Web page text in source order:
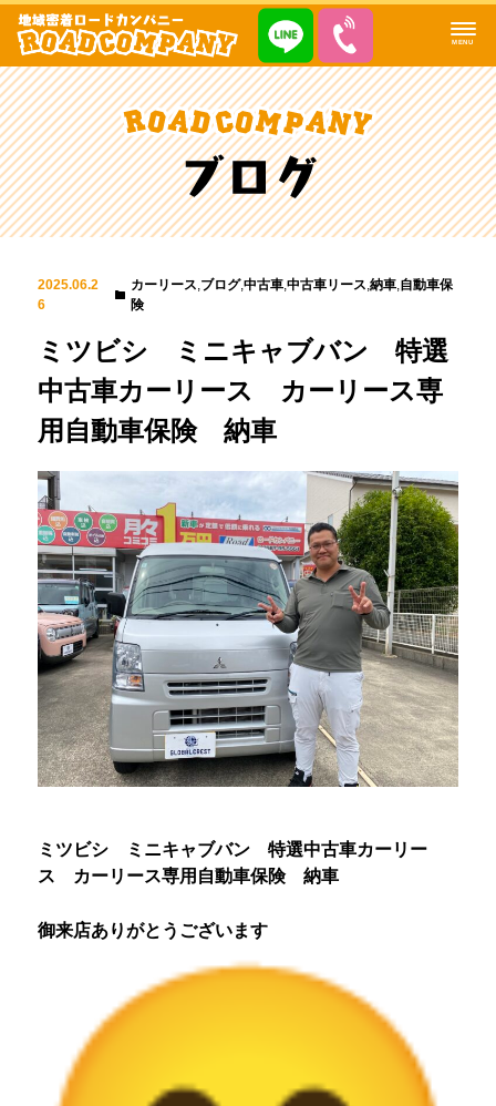
MENU
2025.06.2
6
カーリース,ブログ,中古車,中古車リース,納車,自動車保
険
ミツビシ ミニキャブバン 特選
中古車カーリース カーリース専
用自動車保険 納車
ミツビシ ミニキャブバン 特選中古車カーリー
ス カーリース専用自動車保険 納車
御来店ありがとうございます